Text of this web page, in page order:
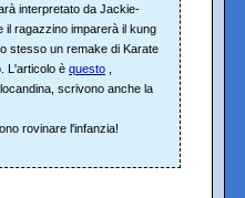
interpretato da Jackie-
il ragazzino imparerà il kung
stesso un remake di Karate
L'articolo è questo
scrivono anche la
rovinare l'infanzia!